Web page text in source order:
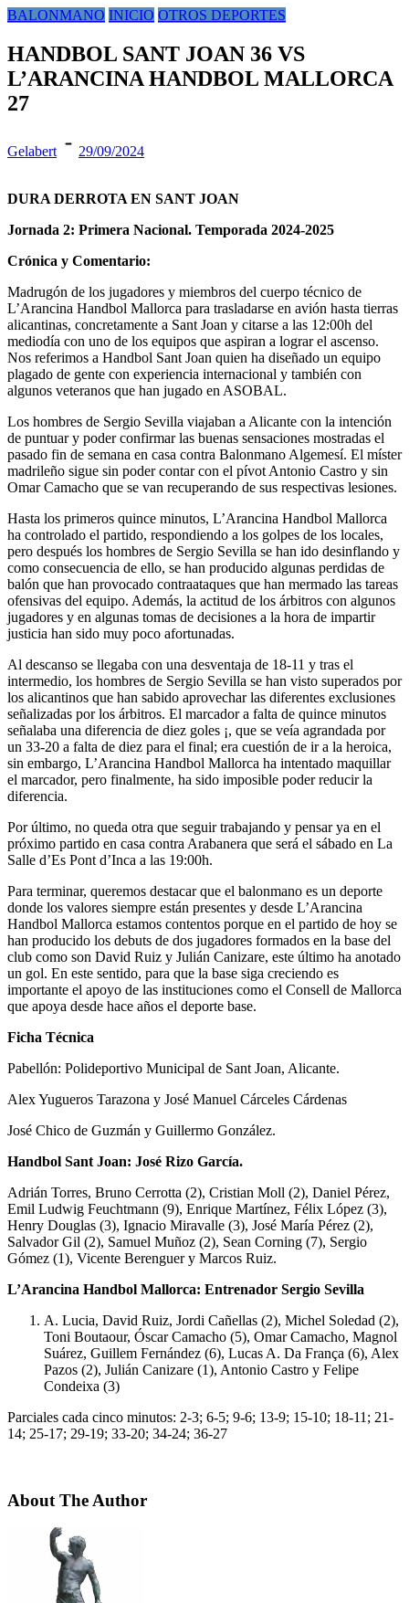
BALONMANO INICIO OTROS DEPORTES
HANDBOL SANT JOAN 36 VS
L’ARANCINA HANDBOL MALLORCA
27
Gelabert 29/09/2024
DURA DERROTA EN SANT JOAN
Jornada 2: Primera Nacional. Temporada 2024-2025
Crónica y Comentario:
Madrugón de los jugadores y miembros del cuerpo técnico de
L’Arancina Handbol Mallorca para trasladarse en avión hasta tierras
alicantinas, concretamente a Sant Joan y citarse a las 12:00h del
mediodía con uno de los equipos que aspiran a lograr el ascenso.
Nos referimos a Handbol Sant Joan quien ha diseñado un equipo
plagado de gente con experiencia internacional y también con
algunos veteranos que han jugado en ASOBAL.
Los hombres de Sergio Sevilla viajaban a Alicante con la intención
de puntuar y poder confirmar las buenas sensaciones mostradas el
pasado fin de semana en casa contra Balonmano Algemesí. El míster
madrileño sigue sin poder contar con el pívot Antonio Castro y sin
Omar Camacho que se van recuperando de sus respectivas lesiones.
Hasta los primeros quince minutos, L’Arancina Handbol Mallorca
ha controlado el partido, respondiendo a los golpes de los locales,
pero después los hombres de Sergio Sevilla se han ido desinflando y
como consecuencia de ello, se han producido algunas perdidas de
balón que han provocado contraataques que han mermado las tareas
ofensivas del equipo. Además, la actitud de los árbitros con algunos
jugadores y en algunas tomas de decisiones a la hora de impartir
justicia han sido muy poco afortunadas.
Al descanso se llegaba con una desventaja de 18-11 y tras el
intermedio, los hombres de Sergio Sevilla se han visto superados por
los alicantinos que han sabido aprovechar las diferentes exclusiones
señalizadas por los árbitros. El marcador a falta de quince minutos
señalaba una diferencia de diez goles ¡, que se veía agrandada por
un 33-20 a falta de diez para el final; era cuestión de ir a la heroica,
sin embargo, L’Arancina Handbol Mallorca ha intentado maquillar
el marcador, pero finalmente, ha sido imposible poder reducir la
diferencia.
Por último, no queda otra que seguir trabajando y pensar ya en el
próximo partido en casa contra Arabanera que será el sábado en La
Salle d’Es Pont d’Inca a las 19:00h.
Para terminar, queremos destacar que el balonmano es un deporte
donde los valores siempre están presentes y desde L’Arancina
Handbol Mallorca estamos contentos porque en el partido de hoy se
han producido los debuts de dos jugadores formados en la base del
club como son David Ruiz y Julián Canizare, este último ha anotado
un gol. En este sentido, para que la base siga creciendo es
importante el apoyo de las instituciones como el Consell de Mallorca
que apoya desde hace años el deporte base.
Ficha Técnica
Pabellón: Polideportivo Municipal de Sant Joan, Alicante.
Alex Yugueros Tarazona y José Manuel Cárceles Cárdenas
José Chico de Guzmán y Guillermo González.
Handbol Sant Joan: José Rizo García.
Adrián Torres, Bruno Cerrotta (2), Cristian Moll (2), Daniel Pérez,
Emil Ludwig Feuchtmann (9), Enrique Martínez, Félix López (3),
Henry Douglas (3), Ignacio Miravalle (3), José María Pérez (2),
Salvador Gil (2), Samuel Muñoz (2), Sean Corning (7), Sergio
Gómez (1), Vicente Berenguer y Marcos Ruiz.
L’Arancina Handbol Mallorca: Entrenador Sergio Sevilla
A. Lucia, David Ruiz, Jordi Cañellas (2), Michel Soledad (2),
Toni Boutaour, Óscar Camacho (5), Omar Camacho, Magnol
Suárez, Guillem Fernández (6), Lucas A. Da França (6), Alex
Pazos (2), Julián Canizare (1), Antonio Castro y Felipe
Condeixa (3)
Parciales cada cinco minutos: 2-3; 6-5; 9-6; 13-9; 15-10; 18-11; 21-
14; 25-17; 29-19; 33-20; 34-24; 36-27
About The Author